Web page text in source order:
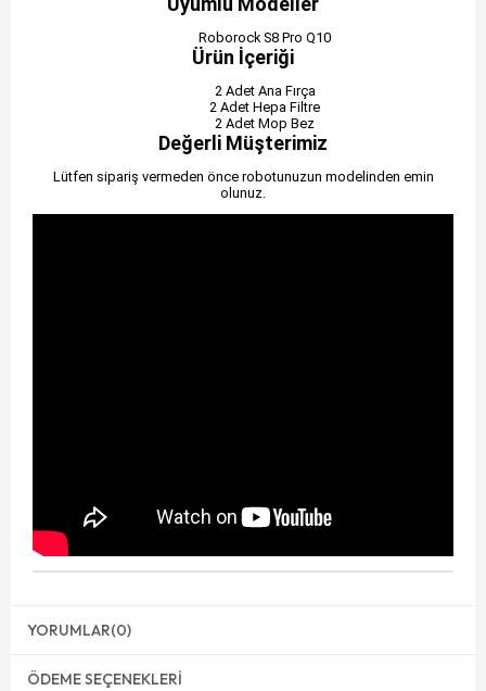
Roborock S8 Pro Q10
Ürün İçeriği
2 Adet Ana Fırça
2 Adet Hepa Filtre
2 Adet Mop Bez
Değerli Müşterimiz
Lütfen sipariş vermeden önce robotunuzun modelinden emin
olunuz.
YORUMLAR(0)
ÖDEME SEÇENEKLERI